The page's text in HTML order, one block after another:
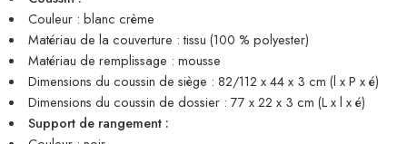
Couleur : blanc crème
Matériau de la couverture : tissu (100 % polyester)
Matériau de remplissage : mousse
Dimensions du coussin de siège : 82/112 x 44 x 3 cm (l x P x é)
Dimensions du coussin de dossier : 77 x 22 x 3 cm (L x l x é)
Support de rangement :